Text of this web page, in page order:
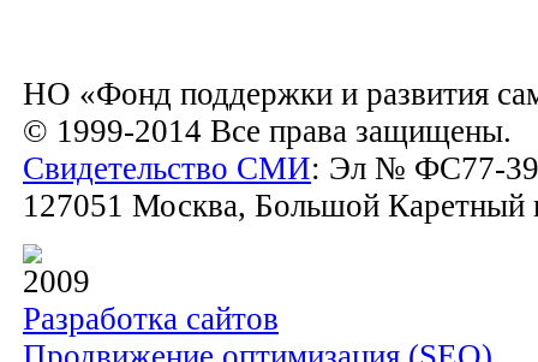
НО «Фонд поддержки и развития
© 1999-2014 Все права защищены.
Свидетельство СМИ: Эл № ФС77-
127051 Москва, Большой Каретный
2009
Разработка сайтов